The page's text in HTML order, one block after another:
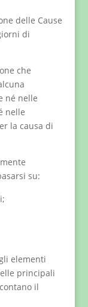
delle Cause
di
che
né nelle
nelle
la causa di
su:
elementi
principali
il